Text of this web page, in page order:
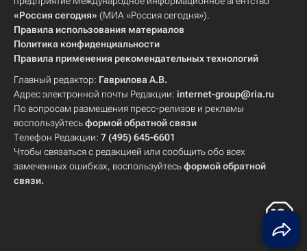
«Россия сегодня» (МИА «Россия сегодня»).
Правила использования материалов
Политика конфиденциальности
Правила применения рекомендательных технологий
Главный редактор: Гаврилова А.В.
Адрес электронной почты Редакции: internet-group@ria.ru
По вопросам размещения пресс-релизов и рекламы
воспользуйтесьформой обратной связи
Телефон Редакции: 7 (495) 645-6601
Чтобы связаться с редакцией или сообщить обо всех
замеченных ошибках, воспользуйтесьформой обратной
связи.